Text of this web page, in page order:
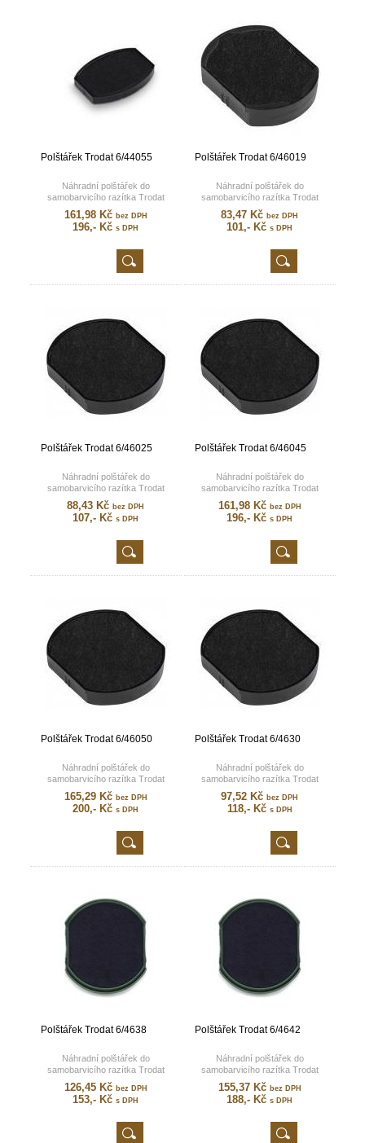
Polštářek Trodat 6/44055
Náhradní polštářek do
samobarvicího razítka Trodat
Printy 44055.
161,98 Kč bez DPH
196,- Kč s DPH
Polštářek Trodat 6/46019
Náhradní polštářek do
samobarvicího razítka Trodat
Printy 46019.
83,47 Kč bez DPH
101,- Kč s DPH
Polštářek Trodat 6/46025
Náhradní polštářek do
samobarvicího razítka Trodat
Printy 46025.
88,43 Kč bez DPH
107,- Kč s DPH
Polštářek Trodat 6/46045
Náhradní polštářek do
samobarvicího razítka Trodat
Printy 46045.
161,98 Kč bez DPH
196,- Kč s DPH
Polštářek Trodat 6/46050
Náhradní polštářek do
samobarvicího razítka Trodat
Printy 46050.
165,29 Kč bez DPH
200,- Kč s DPH
Polštářek Trodat 6/4630
Náhradní polštářek do
samobarvicího razítka Trodat
Printy 4630.
97,52 Kč bez DPH
118,- Kč s DPH
Polštářek Trodat 6/4638
Náhradní polštářek do
samobarvicího razítka Trodat
Printy 4638.
126,45 Kč bez DPH
153,- Kč s DPH
Polštářek Trodat 6/4642
Náhradní polštářek do
samobarvicího razítka Trodat
Printy 4642.
155,37 Kč bez DPH
188,- Kč s DPH